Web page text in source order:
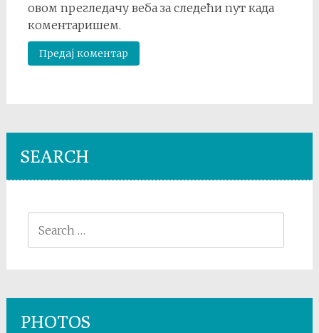
овом прегледачу веба за следећи пут када
коментаришем.
SEARCH
for:
PHOTOS